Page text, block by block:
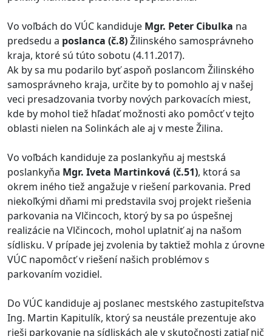
Vo voľbách do VÚC kandiduje Mgr. Peter Cibulka na
predsedu a poslanca (č.8)Žilinského samosprávneho
kraja, ktoré sú túto sobotu (4.11.2017).
Ak by sa mu podarilo byť aspoň poslancom Žilinského
samosprávneho kraja, určite by to pomohlo aj v našej
veci presadzovania tvorby nových parkovacích miest,
kde by mohol tiež hľadať možnosti ako pomôcť v tejto
oblasti nielen na Solinkách ale aj v meste Žilina.
Vo voľbách kandiduje za poslankyňu aj mestská
poslankyňa Mgr. Iveta Martinková (č.51), ktorá sa
okrem iného tiež angažuje v riešení parkovania. Pred
niekoľkými dňami mi predstavila svoj projekt riešenia
parkovania na Vlčincoch, ktorý by sa po úspešnej
realizácie na Vlčincoch, mohol uplatniť aj na našom
sídlisku. V prípade jej zvolenia by taktiež mohla z úrovne
VÚC napomôcť v riešení našich problémov s
parkovaním vozidiel.
Do VÚC kandiduje aj poslanec mestského zastupiteľstva
Ing. Martin Kapitulík, ktorý sa neustále prezentuje ako
rieši parkovanie na sídliskách ale v skutočnosti zatiaľ nič